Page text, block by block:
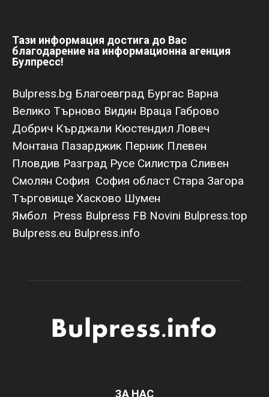
Тази информация достига до Вас
благодарение на информационна агенция
Булпресс!
Bulpress.bg Благоевград Бургас Варна
Велико Търново Видин Враца Габрово
Добрич Кърджали Кюстендил Ловеч
Монтана Пазарджик Перник Плевен
Пловдив Разград Русе Силистра Сливен
Смолян София София област Стара Загора
Търговище Хасково Шумен
Ямбол Press Bulpress FB Novini Bulpress.top
Bulpress.eu Bulpress.info
ЗА НАС